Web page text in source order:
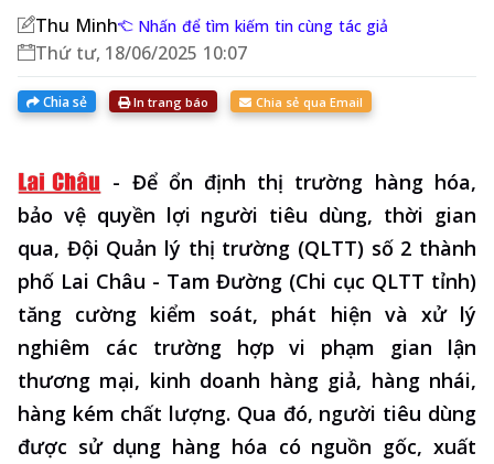
Thu Minh Nhấn để tìm kiếm tin cùng tác giả
Thứ tư, 18/06/2025 10:07
Chia sẻ In trang báo Chia sẻ qua Email
- Để ổn định thị trường hàng hóa,
bảo vệ quyền lợi người tiêu dùng, thời gian
qua, Đội Quản lý thị trường (QLTT) số 2 thành
phố Lai Châu - Tam Đường (Chi cục QLTT tỉnh)
tăng cường kiểm soát, phát hiện và xử lý
nghiêm các trường hợp vi phạm gian lận
thương mại, kinh doanh hàng giả, hàng nhái,
hàng kém chất lượng. Qua đó, người tiêu dùng
được sử dụng hàng hóa có nguồn gốc, xuất